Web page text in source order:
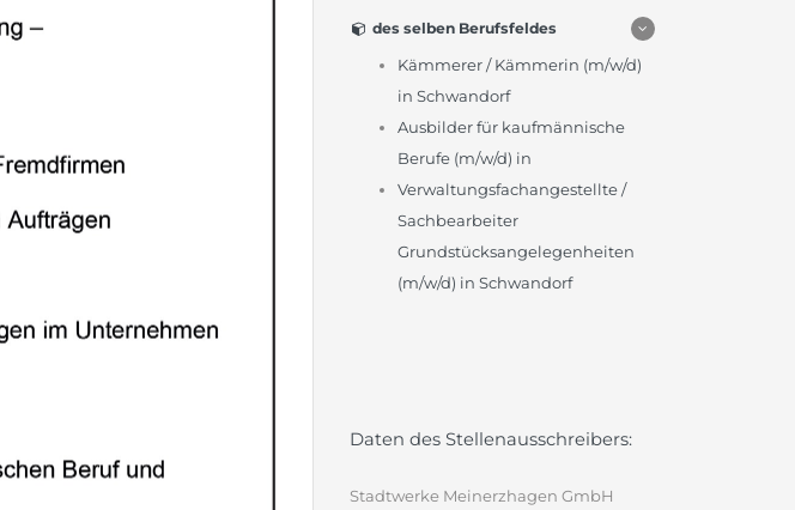
des selben Berufsfeldes
Kämmerer / Kämmerin (m/w/d)
in Schwandorf
Ausbilder für kaufmännische
Berufe (m/w/d) in
Verwaltungsfachangestellte /
Sachbearbeiter
Grundstücksangelegenheiten
(m/w/d) in Schwandorf
Daten des Stellenausschreibers:
Stadtwerke Meinerzhagen GmbH